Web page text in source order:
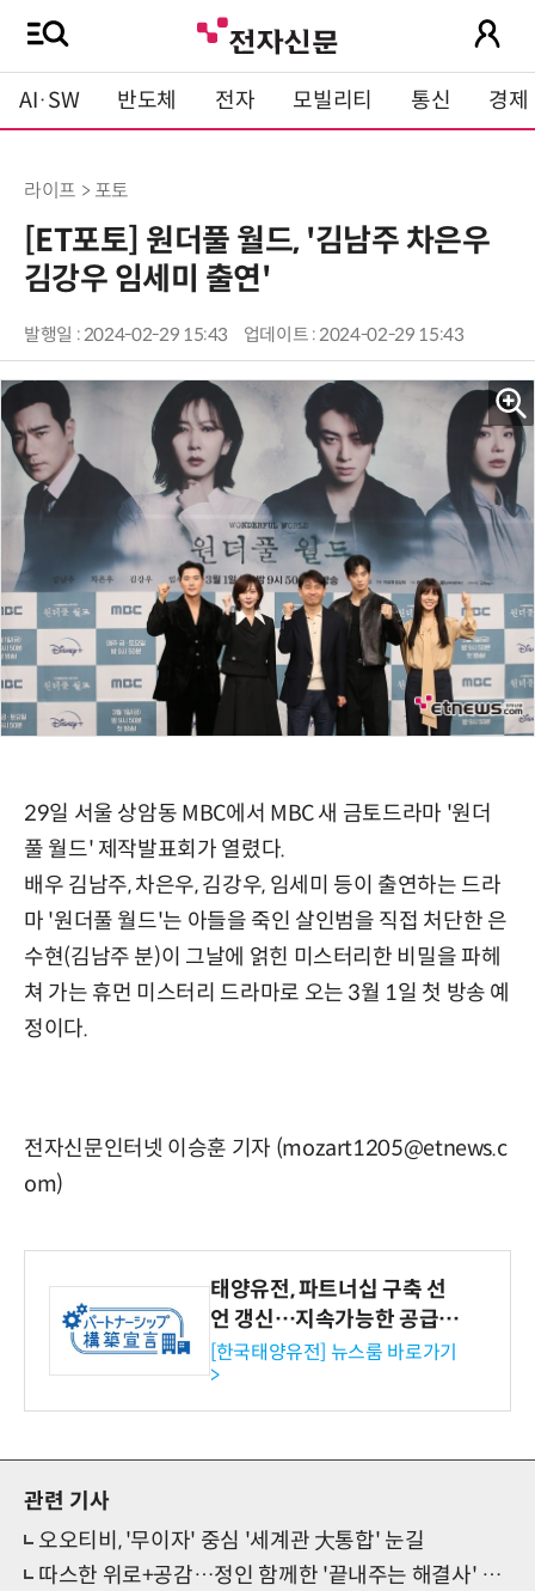
AI·SW 반도체 전자 모빌리티 통신 경제
라이프 > 포토
[ET포토] 원더풀 월드, '김남주 차은우
김강우 임세미 출연'
발행일 : 2024-02-29 15:43 업데이트 : 2024-02-29 15:43
29일 서울 상암동 MBC에서 MBC 새 금토드라마 '원더
풀 월드' 제작발표회가 열렸다.
배우 김남주, 차은우, 김강우, 임세미 등이 출연하는 드라
마 '원더풀 월드'는 아들을 죽인 살인범을 직접 처단한 은
수현(김남주 분)이 그날에 얽힌 미스터리한 비밀을 파헤
쳐 가는 휴먼 미스터리 드라마로 오는 3월 1일 첫 방송 예
정이다.
전자신문인터넷 이승훈 기자 (mozart1205@etnews.c
om)
태양유전, 파트너십 구축 선
언 갱신…지속가능한 공급망
협력 강화
[한국태양유전] 뉴스룸 바로가기
>
관련 기사
오오티비, '무이자' 중심 '세계관 大통합' 눈길
따스한 위로+공감…정인 함께한 '끝내주는 해결사' 새 OST '기대도 돼'